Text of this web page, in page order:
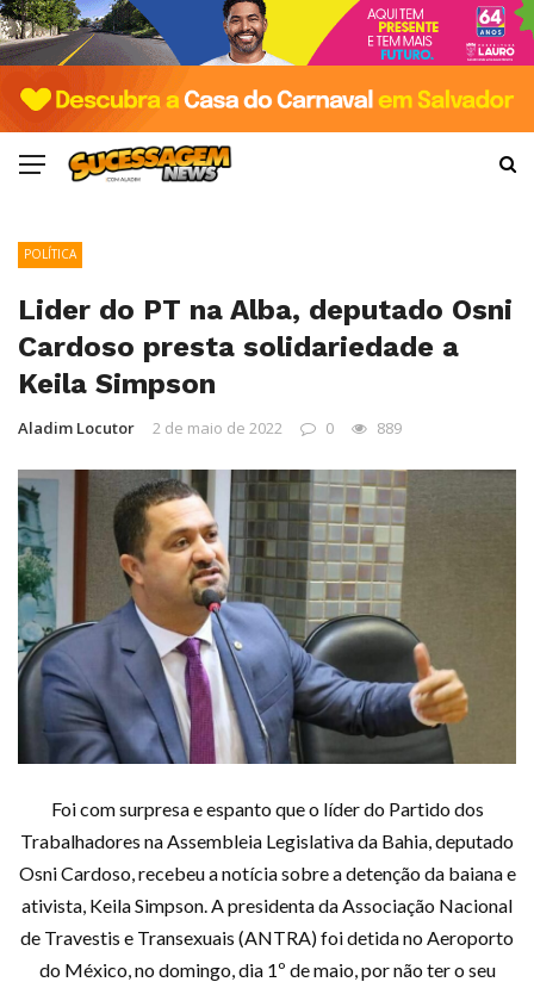
POLÍTICA
Lider do PT na Alba, deputado Osni
Cardoso presta solidariedade a
Keila Simpson
Aladim Locutor 2 de maio de 2022 0 889
Foi com surpresa e espanto que o líder do Partido dos
Trabalhadores na Assembleia Legislativa da Bahia, deputado
Osni Cardoso, recebeu a notícia sobre a detenção da baiana e
ativista, Keila Simpson. A presidenta da Associação Nacional
de Travestis e Transexuais (ANTRA) foi detida no Aeroporto
do México, no domingo, dia 1º de maio, por não ter o seu